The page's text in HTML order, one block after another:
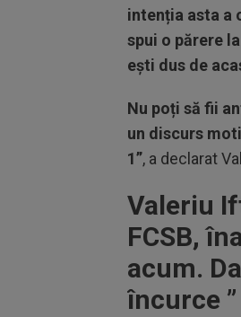
intenția asta a
spui o părere
ești dus de
Nu poți să fii
un discurs
1”, a declarat
Valeriu
FCSB,
acum.
încurce ”